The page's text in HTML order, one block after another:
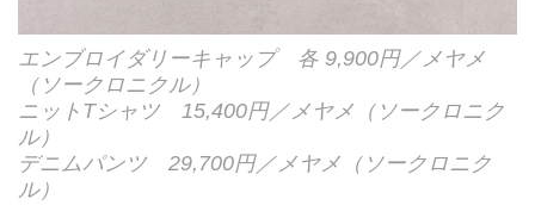
エンブロイダリーキャップ 各 9,900円／メヤメ
（ソークロニクル）
ニットTシャツ 15,400円／メヤメ（ソークロニク
ル）
デニムパンツ 29,700円／メヤメ（ソークロニク
ル）